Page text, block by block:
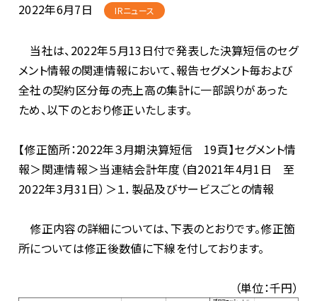
2022年6月7日 IRニュース
当社は、2022年５月13日付で発表した決算短信のセグ
メント情報の関連情報において、報告セグメント毎および
全社の契約区分毎の売上高の集計に一部誤りがあった
ため、以下のとおり修正いたします。
【修正箇所：2022年３月期決算短信 19頁】セグメント情
報＞関連情報＞当連結会計年度（自2021年4月1日 至
2022年3月31日）＞１．製品及びサービスごとの情報
修正内容の詳細については、下表のとおりです。修正箇
所については修正後数値に下線を付しております。
（単位：千円）